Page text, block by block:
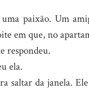
paixão. Um
em que, no
respondeu.
ela.
saltar da janela.